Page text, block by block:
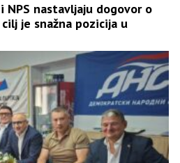
NPS nastavljaju dogovor o
je snažna pozicija u